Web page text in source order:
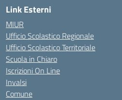
Link Esterni
MIUR
Ufficio Scolastico Regionale
Ufficio Scolastico Territoriale
Scuola in Chiaro
Iscrizioni On Line
Invalsi
Comune